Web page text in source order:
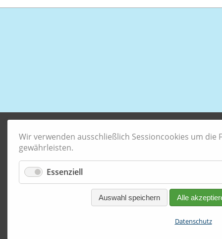
Wir verwenden ausschließlich Sessioncookies um
gewährleisten.
Essenziell
Auswahl speichern Alle
Datenschutz